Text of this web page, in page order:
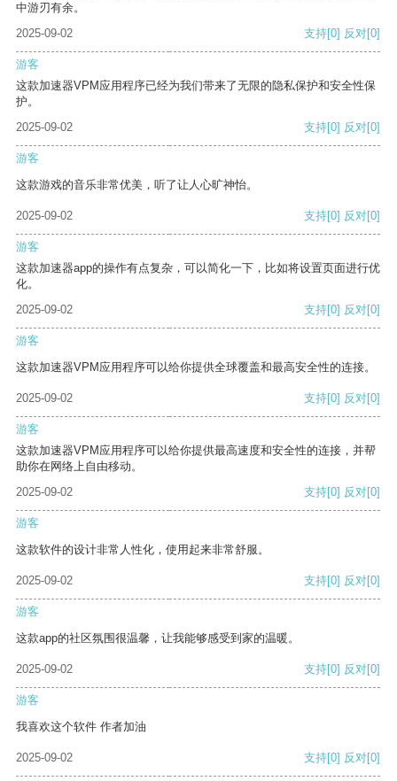
中游刃有余。
2025-09-02
支持[0] 反对[0]
游客
这款加速器VPM应用程序已经为我们带来了无限的隐私保护和安全性保
护。
2025-09-02
支持[0] 反对[0]
游客
这款游戏的音乐非常优美，听了让人心旷神怡。
2025-09-02 支持[0] 反对[0]
游客
这款加速器app的操作有点复杂，可以简化一下，比如将设置页面进行优
化。
2025-09-02
支持[0] 反对[0]
游客
这款加速器VPM应用程序可以给你提供全球覆盖和最高安全性的连接。
2025-09-02 支持[0] 反对[0]
游客
这款加速器VPM应用程序可以给你提供最高速度和安全性的连接，并帮
助你在网络上自由移动。
2025-09-02
支持[0] 反对[0]
游客
这款软件的设计非常人性化，使用起来非常舒服。
2025-09-02 支持[0] 反对[0]
游客
这款app的社区氛围很温馨，让我能够感受到家的温暖。
2025-09-02 支持[0] 反对[0]
游客
我喜欢这个软件 作者加油
2025-09-02 支持[0] 反对[0]